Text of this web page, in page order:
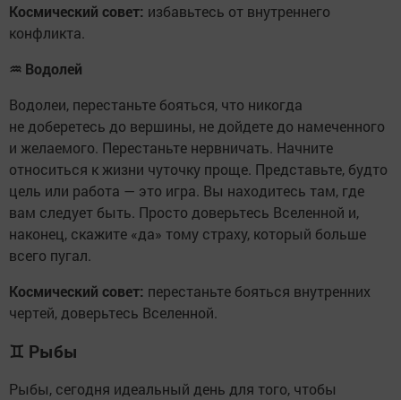
Космический совет: избавьтесь от внутреннего
конфликта.
♒ Водолей
Водолеи, перестаньте бояться, что никогда
не доберетесь до вершины, не дойдете до намеченного
и желаемого. Перестаньте нервничать. Начните
относиться к жизни чуточку проще. Представьте, будто
цель или работа — это игра. Вы находитесь там, где
вам следует быть. Просто доверьтесь Вселенной и,
наконец, скажите «да» тому страху, который больше
всего пугал.
Космический совет: перестаньте бояться внутренних
чертей, доверьтесь Вселенной.
♊ Рыбы
Рыбы, сегодня идеальный день для того, чтобы